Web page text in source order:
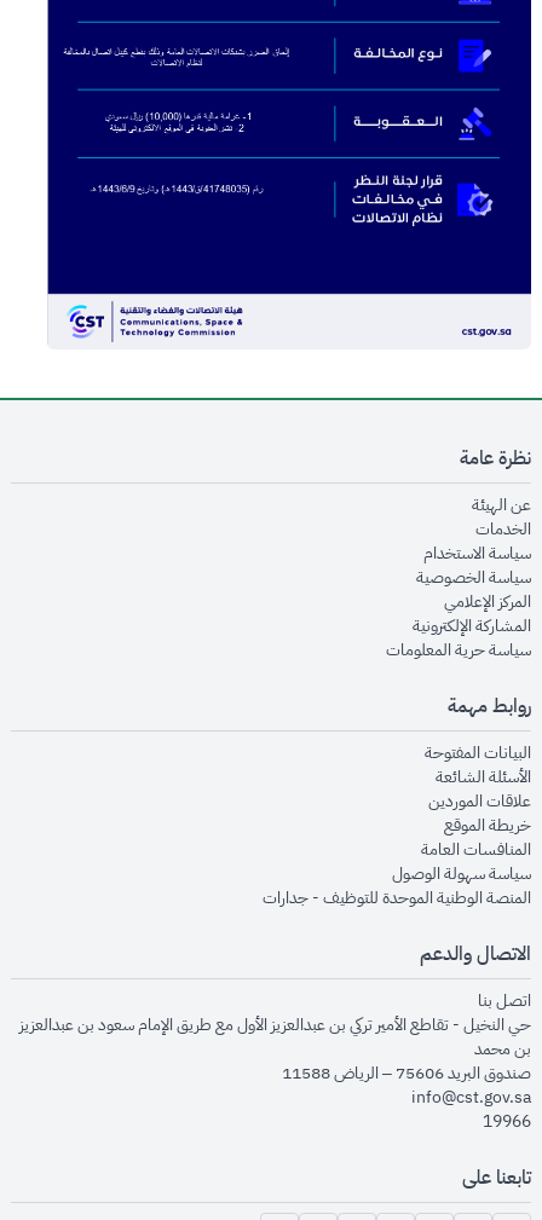
نظرة عامة
عن الهيئةopens in new window
الخدماتopens in new window
سياسة الاستخدام
سياسة الخصوصيةopens in new window
المركز الإعلاميopens in new window
المشاركة الإلكترونيةopens in new window
سياسة حرية المعلوماتopens in new window
روابط مهمة
البيانات المفتوحةopens in new window
الأسئلة الشائعةopens in new window
علاقات الموردينopens in new window
خريطة الموقعopens in new window
المنافسات العامةopens in new window
سياسة سهولة الوصولopens in new window
المنصة الوطنية الموحدة للتوظيف - جداراتopens in new window
الاتصال والدعم
اتصل بنا
حي النخيل - تقاطع الأمير تركي بن عبدالعزيز الأول مع طريق الإمام سعود بن عبدالعزيز
بن محمد
صندوق البريد 75606 – الرياض 11588
info@cst.gov.sa
19966
تابعنا على